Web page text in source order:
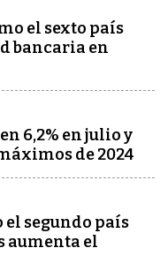
el sexto país
bancaria en
6,2% en julio y
de 2024
el segundo país
aumenta el